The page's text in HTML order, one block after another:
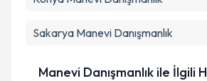
Sakarya Manevi Danışmanlık
Manevi Danışmanlık ile İlgili